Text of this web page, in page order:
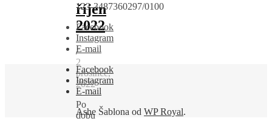
říjen
2022
/
2
prosince,
2022
Po
dobu
123-3487360297/0100
Facebook
Instagram
E-mail
Facebook
Instagram
E-mail
Ashe Šablona od WP Royal.